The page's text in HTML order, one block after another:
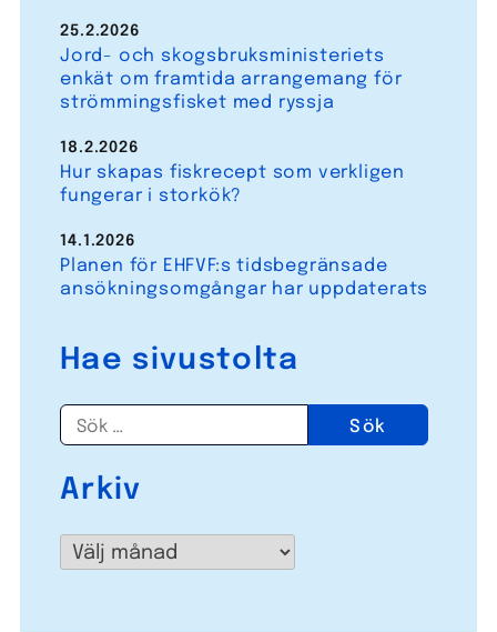
Jord- och skogsbruksministeriets
enkät om framtida arrangemang för
strömmingsfisket med ryssja
25.2.2026
Hur skapas fiskrecept som verkligen
fungerar i storkök?
18.2.2026
Planen för EHFVF:s tidsbegränsade
ansökningsomgångar har uppdaterats
14.1.2026
Hae sivustolta
Sök
efter:
Arkiv
Arkiv